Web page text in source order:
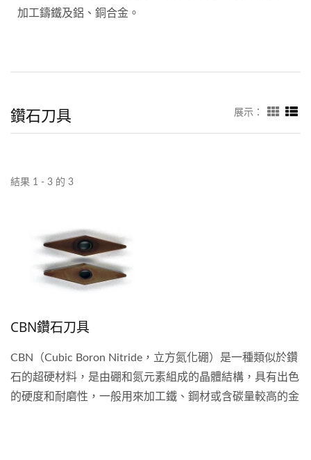
加工鑄鐵及鋁、銅合金。
鑽石刀具 展示：
結果 1 - 3 的 3
CBN鑽石刀具
CBN（Cubic Boron Nitride，立方氮化硼）是一種類似於鑽
石的超硬材料，是由硼和氮元素組成的晶體結構，具有出色
的硬度和耐磨性，一般用來加工鐵、鋼材或含碳量較高的金